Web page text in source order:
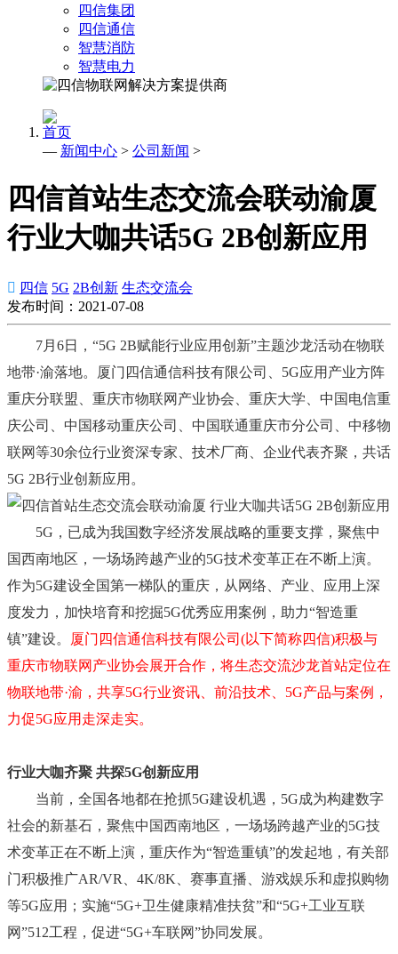
四信集团
四信通信
智慧消防
智慧电力
首页
— 新闻中心 > 公司新闻 >
四信首站生态交流会联动渝厦
行业大咖共话5G 2B创新应用
 四信 5G 2B创新 生态交流会
发布时间：2021-07-08
7月6日，“5G 2B赋能行业应用创新”主题沙龙活动在物联
地带·渝落地。厦门四信通信科技有限公司、5G应用产业方阵
重庆分联盟、重庆市物联网产业协会、重庆大学、中国电信重
庆公司、中国移动重庆公司、中国联通重庆市分公司、中移物
联网等30余位行业资深专家、技术厂商、企业代表齐聚，共话
5G 2B行业创新应用。
5G，已成为我国数字经济发展战略的重要支撑，聚焦中
国西南地区，一场场跨越产业的5G技术变革正在不断上演。
作为5G建设全国第一梯队的重庆，从网络、产业、应用上深
度发力，加快培育和挖掘5G优秀应用案例，助力“智造重
镇”建设。
厦门四信通信科技有限公司(以下简称四信)积极与
重庆市物联网产业协会展开合作，将生态交流沙龙首站定位在
物联地带·渝，共享5G行业资讯、前沿技术、5G产品与案例，
力促5G应用走深走实。
行业大咖齐聚 共探5G创新应用
当前，全国各地都在抢抓5G建设机遇，5G成为构建数字
社会的新基石，聚焦中国西南地区，一场场跨越产业的5G技
术变革正在不断上演，重庆作为“智造重镇”的发起地，有关部
门积极推广AR/VR、4K/8K、赛事直播、游戏娱乐和虚拟购物
等5G应用；实施“5G+卫生健康精准扶贫”和“5G+工业互联
网”512工程，促进“5G+车联网”协同发展。